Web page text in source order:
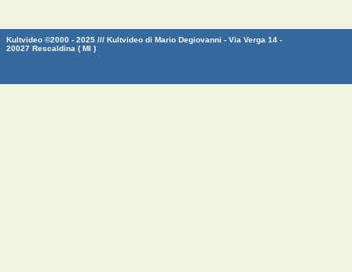
Kultvideo ©2000 - 2025 /// Kultvideo di Mario Degiovanni - Via Verga 14 -
20027 Rescaldina ( MI )